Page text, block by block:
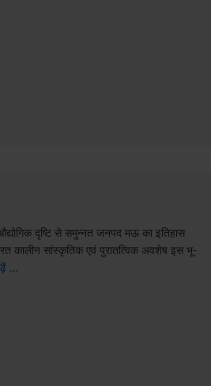
दृष्टि से समुन्नत जनपद मऊ का इतिहास
कालीन सांस्कृतिक एवं पुरातत्विक अवशेष इस भू-
…